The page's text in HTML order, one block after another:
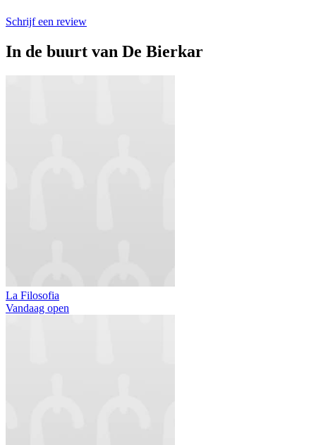
Schrijf een review
In de buurt van De Bierkar
La Filosofia
Vandaag open